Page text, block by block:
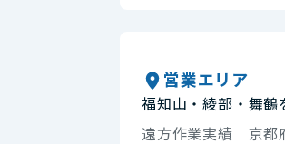
営業エリア
福知山・綾部・舞鶴
遠方作業実績 京都